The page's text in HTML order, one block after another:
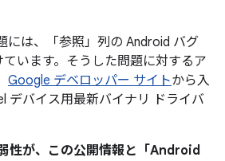
は、「参照」 列の Android バグ
います。そうした問題に対するア
Google デベロッパー サイトから入
デバイス用最新バイナリ ドライバ
性が、この公開情報と「Android